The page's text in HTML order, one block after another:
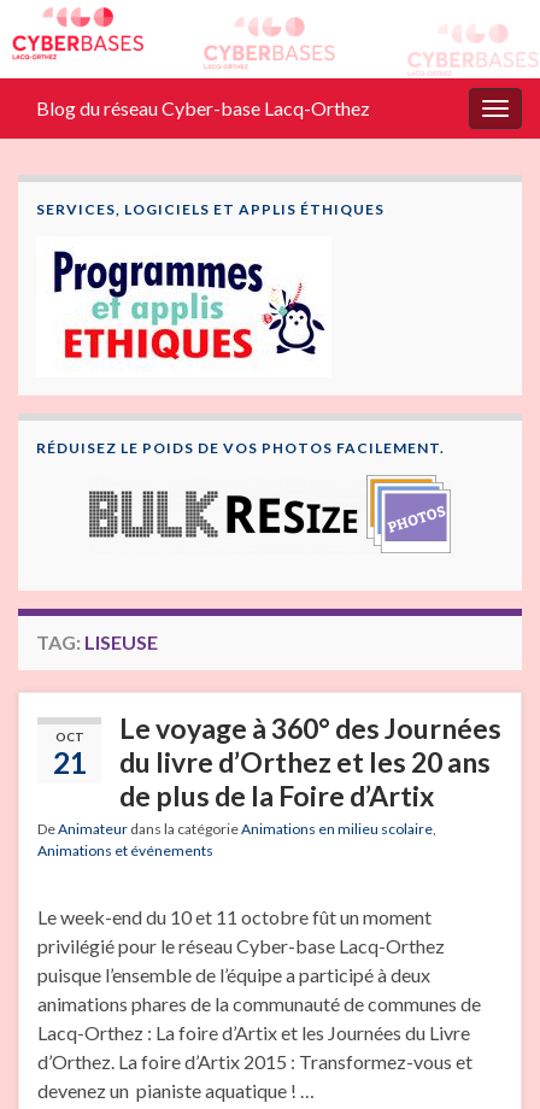
Blog du réseau Cyber-base Lacq-Orthez
SERVICES, LOGICIELS ET APPLIS ÉTHIQUES
RÉDUISEZ LE POIDS DE VOS PHOTOS FACILEMENT.
TAG: LISEUSE
OCT
21
Le voyage à 360° des Journées
du livre d’Orthez et les 20 ans
de plus de la Foire d’Artix
DeAnimateur dans la catégorieAnimations en milieu scolaire,
Animations et événements
Le week-end du 10 et 11 octobre fût un moment
privilégié pour le réseau Cyber-base Lacq-Orthez
puisque l’ensemble de l’équipe a participé à deux
animations phares de la communauté de communes de
Lacq-Orthez : La foire d’Artix et les Journées du Livre
d’Orthez. La foire d’Artix 2015 : Transformez-vous et
devenez un pianiste aquatique ! …